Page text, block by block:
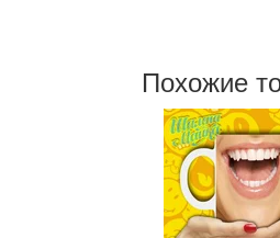
Похожие